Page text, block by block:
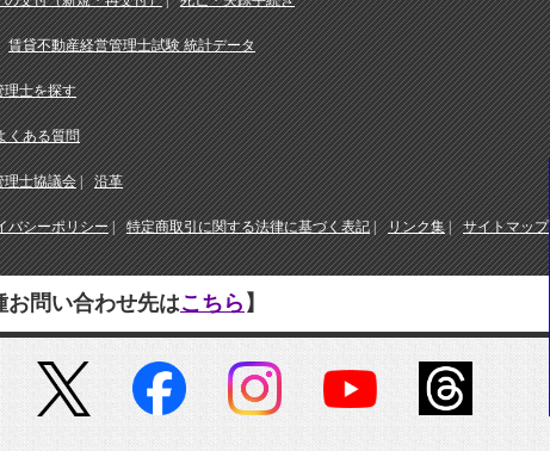
賃貸不動産経営管理士試験 統計データ
理士を探す
くある質問
理士協議会 沿革
バシーポリシー 特定商取引に関する法律に基づく表記 リンク集 サイトマップ
お問い合わせ先はこちら 】